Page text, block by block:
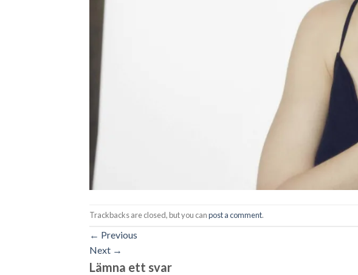
Trackbacks are closed, but you canpost a comment.
← Previous
Next →
Lämna ett svar